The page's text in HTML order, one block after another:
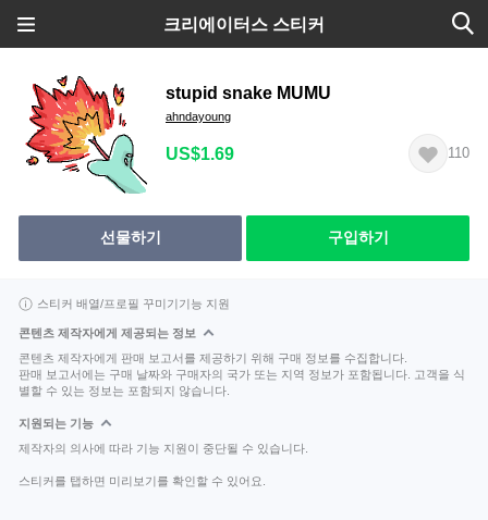
크리에이터스 스티커
stupid snake MUMU
ahndayoung
US$1.69 110
선물하기 구입하기
스티커 배열/프로필 꾸미기기능 지원
콘텐츠 제작자에게 제공되는 정보
콘텐츠 제작자에게 판매 보고서를 제공하기 위해 구매 정보를 수집합니다.
판매 보고서에는 구매 날짜와 구매자의 국가 또는 지역 정보가 포함됩니다. 고객을 식
별할 수 있는 정보는 포함되지 않습니다.
지원되는 기능
제작자의 의사에 따라 기능 지원이 중단될 수 있습니다.
스티커를 탭하면 미리보기를 확인할 수 있어요.